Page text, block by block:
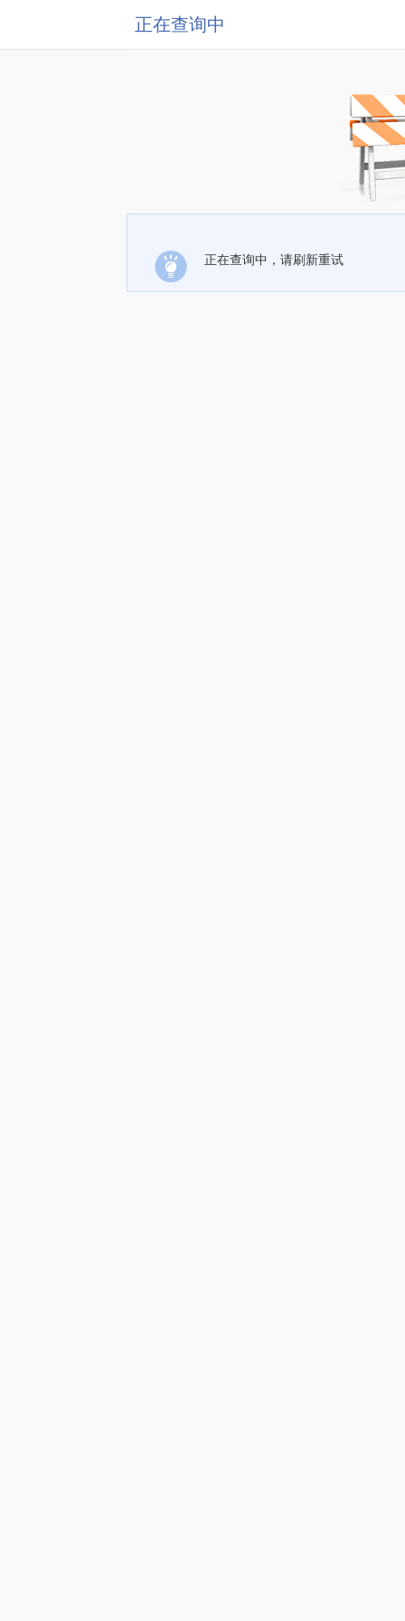
正在查询中
正在查询中，请刷新重试